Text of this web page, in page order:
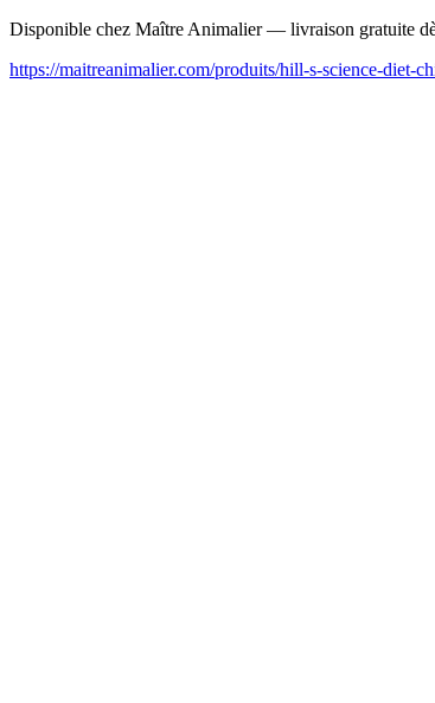
Disponible chez Maître Animalier — livraison gratuite
https://maitreanimalier.com/produits/hill-s-science-diet-